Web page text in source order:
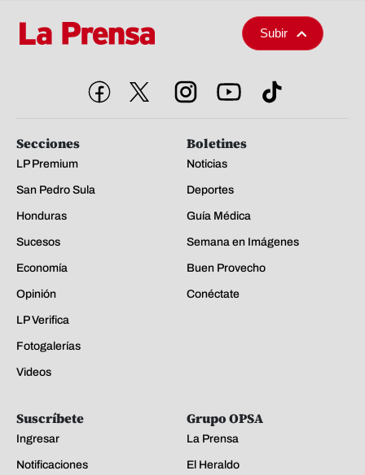
Subir
Secciones
LP Premium
San Pedro Sula
Honduras
Sucesos
Economía
Opinión
LP Verifica
Fotogalerías
Videos
Boletines
Noticias
Deportes
Guía Médica
Semana en Imágenes
Buen Provecho
Conéctate
Suscríbete
Ingresar
Notificaciones
Grupo OPSA
La Prensa
El Heraldo